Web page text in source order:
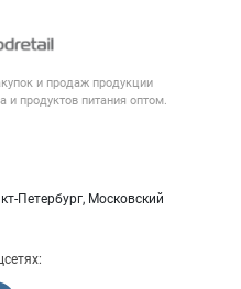
и продаж продукции
продуктов питания оптом.
Петербург, Московский
оферта
данных
рынка
вода
пищепрома
компаниях